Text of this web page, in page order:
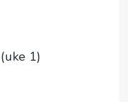
1)